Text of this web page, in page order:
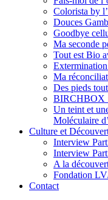
Colorista by
Douces
Goodbye
Ma seconde
Tout est Bio
Ma
Des pieds
BIRCHBOX
Un teint et
Moléculaire
Culture et
Interview
Interview
A la
Fondation
Contact